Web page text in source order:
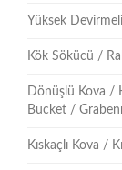
Yüksek
Kök Sökücü /
Dönüşlü Kova /
Bucket /
Kıskaçlı Kova /